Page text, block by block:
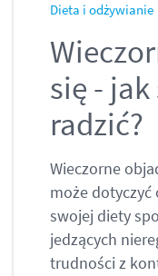
Dieta i odżywianie
się -
radzić?
Wieczorne
może
swojej diety
jedzących
trudności z